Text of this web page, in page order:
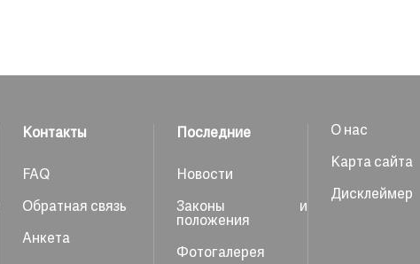
Контакты
FAQ
Обратная связь
Анкета
Последние
Новости
Законы и
положения
Фотогалерея
О нас
Карта сайта
Дисклеймер